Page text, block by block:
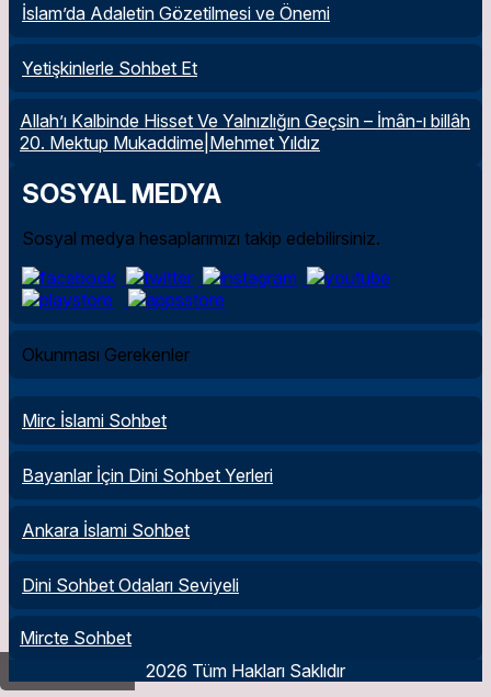
İslam’da Adaletin Gözetilmesi ve Önemi
Yetişkinlerle Sohbet Et
Allah’ı Kalbinde Hisset Ve Yalnızlığın Geçsin – İmân-ı billâh
20. Mektup Mukaddime|Mehmet Yıldız
SOSYAL MEDYA
Sosyal medya hesaplarımızı takip edebilirsiniz.
Okunması Gerekenler
Mirc İslami Sohbet
Bayanlar İçin Dini Sohbet Yerleri
Ankara İslami Sohbet
Dini Sohbet Odaları Seviyeli
Mircte Sohbet
2026 Tüm Hakları Saklıdır